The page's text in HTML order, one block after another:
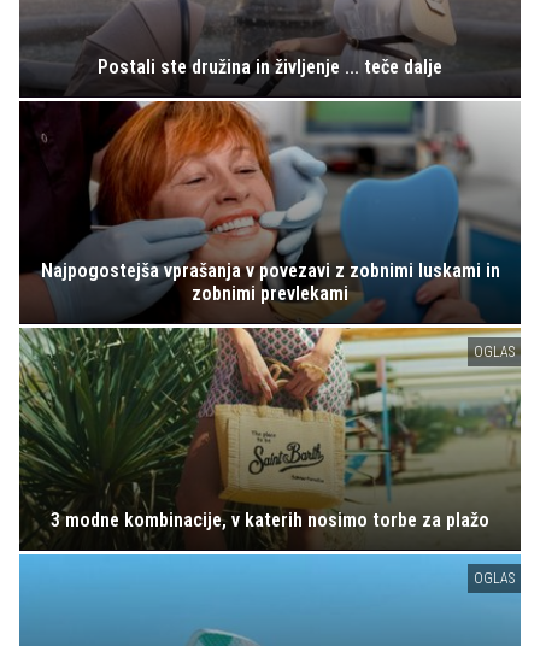
Postali ste družina in življenje ... teče dalje
Najpogostejša vprašanja v povezavi z zobnimi luskami in
zobnimi prevlekami
OGLAS
3 modne kombinacije, v katerih nosimo torbe za plažo
OGLAS